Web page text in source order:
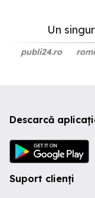
Un
publi24.ro
Descarcă
Suport clienți